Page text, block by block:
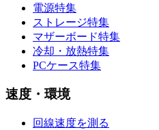
電源特集
ストレージ特集
マザーボード特集
冷却・放熱特集
PCケース特集
速度・環境
回線速度を測る